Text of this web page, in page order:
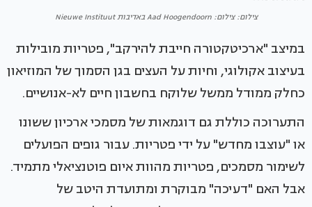
צילום: צילום: Aad Hoogendoorn באדיבות Nieuwe Instituut
במיצב "ארכיטקטורה חייבת להירקב", פטריות מובילות
בעיצוב אקולוגי, וחיות על העצים בגן הסמוך של המוזיאון
כחלק ממודל ממשל שלוקח בחשבון חיים לא-אנושיים.
התערוכה כוללת גם דוגמאות של מסמכי ארכיון ששונו
או "עוצבו מחדש" על ידי פטריות. עבור גופים הפועלים
לשימור מסמכים, פטריות מהוות איום פוטנציאלי מתמיד.
אבל האם "דעיכה" מבוקרת ומתועדת היטב של